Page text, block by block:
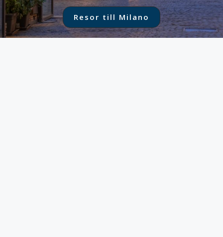
Resor till Milano